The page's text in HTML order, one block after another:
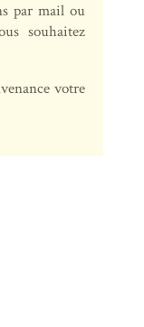
par mail ou
souhaitez
votre